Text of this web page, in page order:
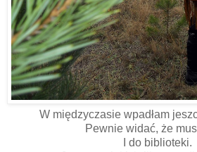
W międzyczasie wpadłam
Pewnie widać, że
I do biblioteki.